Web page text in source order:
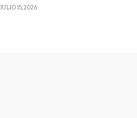
JULIO 15, 2026